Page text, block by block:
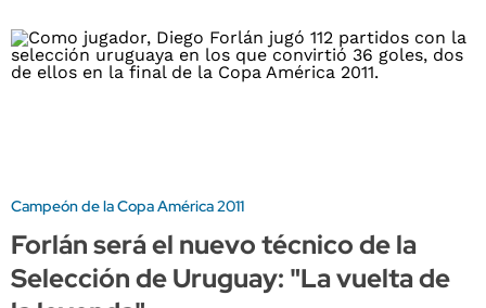
Campeón de la Copa América 2011
Forlán será el nuevo técnico de la
Selección de Uruguay: "La vuelta de